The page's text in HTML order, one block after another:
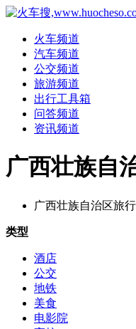
火车频道
汽车频道
公交频道
旅游频道
出行工具箱
问答频道
资讯频道
广西壮族自
广西壮族自治区旅
类型
酒店
公交
地铁
美食
电影院